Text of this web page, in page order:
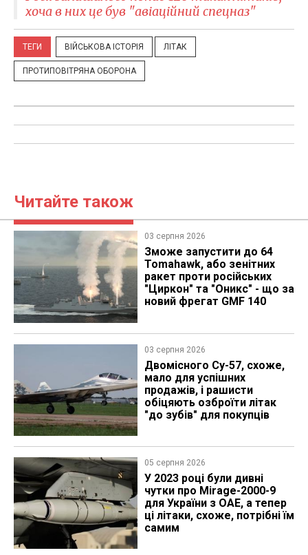
хоча в них це був "авіаційний спецназ"
ТЕГИ ВІЙСЬКОВА ІСТОРІЯ ЛІТАК
ПРОТИПОВІТРЯНА ОБОРОНА
Читайте також
03 серпня 2026
Зможе запустити до 64
Tomahawk, або зенітних
ракет проти російських
"Циркон" та "Оникс" - що за
новий фрегат GMF 140
03 серпня 2026
Двомісного Су-57, схоже,
мало для успішних
продажів, і рашисти
обіцяють озброїти літак
"до зубів" для покупців
05 серпня 2026
У 2023 році були дивні
чутки про Mirage-2000-9
для України з ОАЕ, а тепер
ці літаки, схоже, потрібні їм
самим